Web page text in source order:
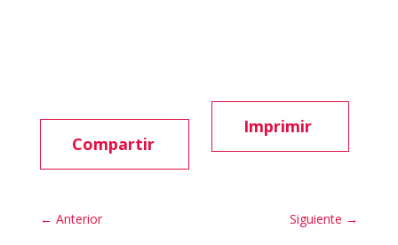
Compartir
Imprimir
← Anterior Siguiente →